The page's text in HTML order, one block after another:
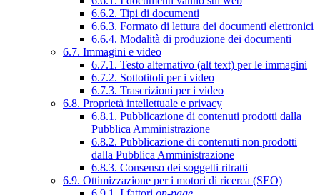
6.6.2. Tipi di documenti
6.6.3. Formato di lettura dei documenti elettronici
6.6.4. Modalità di produzione dei documenti
6.7. Immagini e video
6.7.1. Testo alternativo (alt text) per le immagini
6.7.2. Sottotitoli per i video
6.7.3. Trascrizioni per i video
6.8. Proprietà intellettuale e privacy
6.8.1. Pubblicazione di contenuti prodotti dalla
Pubblica Amministrazione
6.8.2. Pubblicazione di contenuti non prodotti
dalla Pubblica Amministrazione
6.8.3. Consenso dei soggetti ritratti
6.9. Ottimizzazione per i motori di ricerca (SEO)